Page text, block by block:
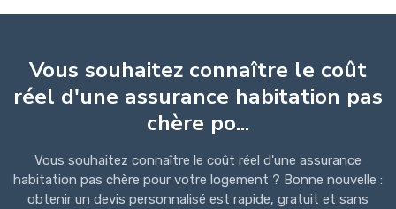
Vous souhaitez connaître le coût
réel d'une assurance habitation pas
chère po...
Vous souhaitez connaître le coût réel d'une assurance
habitation pas chère pour votre logement ? Bonne nouvelle :
obtenir un devis personnalisé est rapide, gratuit et sans